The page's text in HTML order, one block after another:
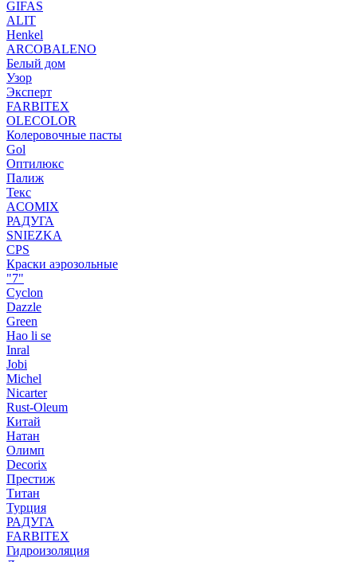
GIFAS
ALIT
Henkel
ARCOBALENO
Белый дом
Узор
Эксперт
FARBITEX
OLECOLOR
Колеровочные пасты
Gol
Оптилюкс
Палиж
Текс
ACOMIX
РАДУГА
SNIEZKA
CPS
Краски аэрозольные
"7"
Cyclon
Dazzle
Green
Hao li se
Inral
Jobi
Michel
Nicarter
Rust-Oleum
Китай
Натан
Олимп
Decorix
Престиж
Титан
Турция
РАДУГА
FARBITEX
Гидроизоляция